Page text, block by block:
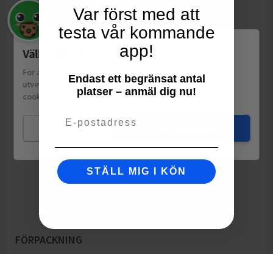
FÖRPACKNING
Välkommen till Matspar.se
För att leverera en personlig upplevelse, mäta sajtens
utveckling och ha sociala medier-koppling använder vi
cookies.
Läs mer
Mina val
Var först med att
testa vår kommande
app!
Endast ett begränsat antal
platser – anmäl dig nu!
STÄLL MIG I KÖN